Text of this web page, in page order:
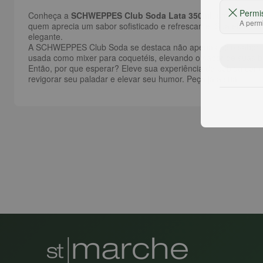
Conheça a SCHWEPPES Club Soda Lata 350ml
, um
quem aprecia um sabor sofisticado e refrescante. Sua
elegante.
A SCHWEPPES Club Soda se destaca não apenas pelo
usada como mixer para coquetéis, elevando o sabor de suas
Então, por que esperar? Eleve sua experiência de bebida
revigorar seu paladar e elevar seu humor. Peça já a sua!
A